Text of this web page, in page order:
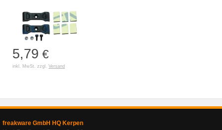
5,79 €
inkl. MwSt. zzgl. Versand
freakware GmbH HQ Kerpen